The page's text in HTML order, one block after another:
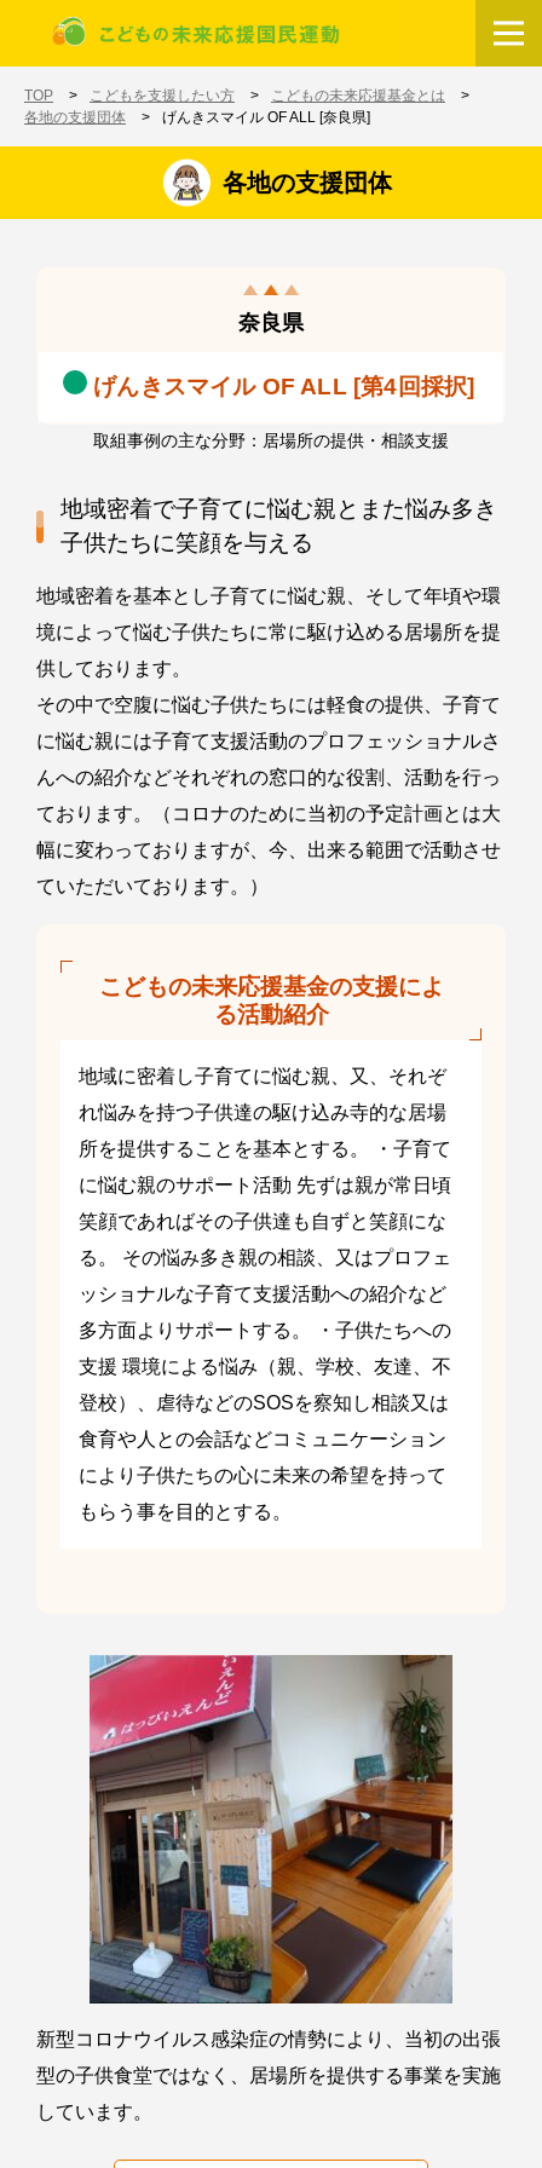
メインコンテンツに移動
TOP こどもを支援したい方
こどもの未来応援基金とは
各地の支援団体
げんきスマイル OF ALL [奈良県]
各地の支援団体
奈良県
げんきスマイル OF ALL [第4回採択]
取組事例の主な分野：居場所の提供・相談支援
地域密着で子育てに悩む親とまた悩み多き
子供たちに笑顔を与える
地域密着を基本とし子育てに悩む親、そして年頃や環
境によって悩む子供たちに常に駆け込める居場所を提
供しております。
その中で空腹に悩む子供たちには軽食の提供、子育て
に悩む親には子育て支援活動のプロフェッショナルさ
んへの紹介などそれぞれの窓口的な役割、活動を行っ
ております。（コロナのために当初の予定計画とは大
幅に変わっておりますが、今、出来る範囲で活動させ
ていただいております。）
こどもの未来応援基金の支援によ
る活動紹介
地域に密着し子育てに悩む親、又、それぞ
れ悩みを持つ子供達の駆け込み寺的な居場
所を提供することを基本とする。 ・子育て
に悩む親のサポート活動 先ずは親が常日頃
笑顔であればその子供達も自ずと笑顔にな
る。 その悩み多き親の相談、又はプロフェ
ッショナルな子育て支援活動への紹介など
多方面よりサポートする。 ・子供たちへの
支援 環境による悩み（親、学校、友達、不
登校）、虐待などのSOSを察知し相談又は
食育や人との会話などコミュニケーション
により子供たちの心に未来の希望を持って
もらう事を目的とする。
新型コロナウイルス感染症の情勢により、当初の出張
型の子供食堂ではなく、居場所を提供する事業を実施
しています。